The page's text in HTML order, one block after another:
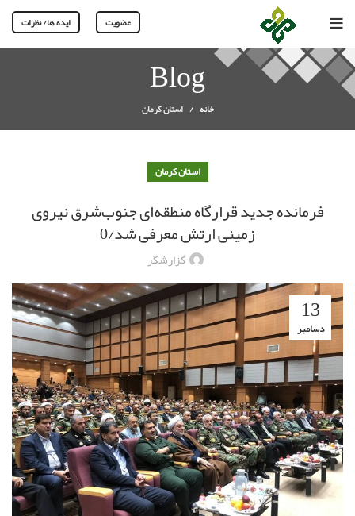
عضویت ایده ها/ نظرات
Blog
خانه استان کرمان
استان کرمان
فرمانده جدید قرارگاه منطقه‌ای جنوب‌شرق نیروی
زمینی ارتش معرفی شد/0
گزارشگر
13
دسامبر